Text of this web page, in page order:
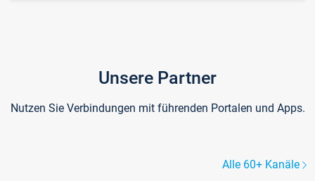
Unsere Partner
Nutzen Sie Verbindungen mit führenden Portalen und Apps.
Alle 60+ Kanäle